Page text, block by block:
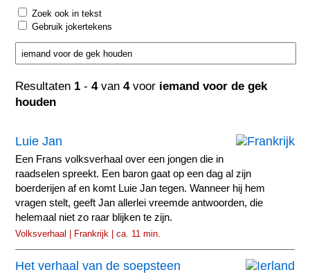
Zoek ook in tekst
Gebruik jokertekens
Resultaten 1 -4van4voor iemand voor de gek
houden
Luie Jan
Een Frans volksverhaal over een jongen die in
raadselen spreekt. Een baron gaat op een dag al zijn
boerderijen af en komt Luie Jan tegen. Wanneer hij hem
vragen stelt, geeft Jan allerlei vreemde antwoorden, die
helemaal niet zo raar blijken te zijn.
Volksverhaal | Frankrijk | ca. 11 min.
Het verhaal van de soepsteen